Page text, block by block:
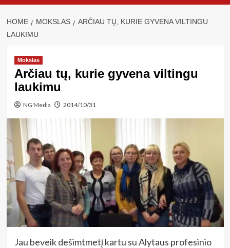
HOME MOKSLAS
ARČIAU TŲ, KURIE GYVENA VILTINGU
LAUKIMU
Mokslas
Arčiau tų, kurie gyvena viltingu
laukimu
NG Media 2014/10/31
Jau beveik dešimtmetį kartu su Alytaus profesinio